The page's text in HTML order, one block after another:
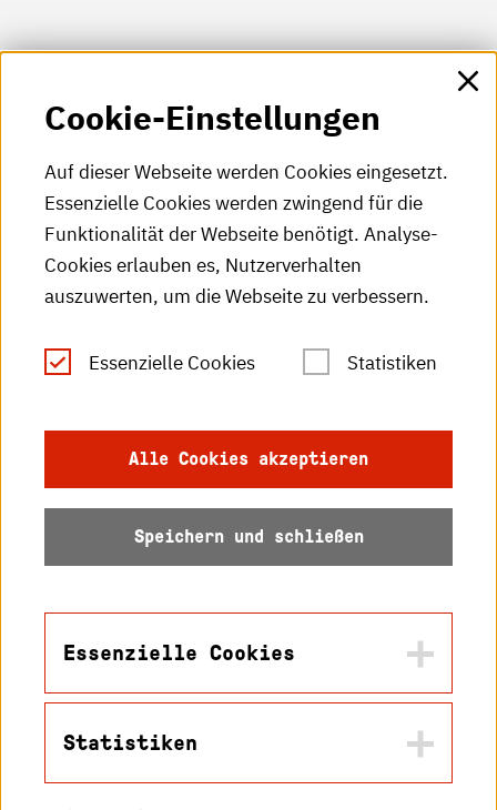
HKA-Shop
HKA-Videos
HKA-Podcast
HKA-Publikationen
RSS-Feed
Leichte Sprache
Datenschutz
Barrierefreiheit
Cookie-Einstellungen
Auf dieser Webseite werden Cookies eingesetzt.
Essenzielle Cookies werden zwingend für die
Funktionalität der Webseite benötigt. Analyse-
Cookies erlauben es, Nutzerverhalten
auszuwerten, um die Webseite zu verbessern.
Essenzielle Cookies Statistiken
Alle Cookies akzeptieren
Speichern und schließen
Essenzielle Cookies
in2cookiemodal-selection
Statistiken